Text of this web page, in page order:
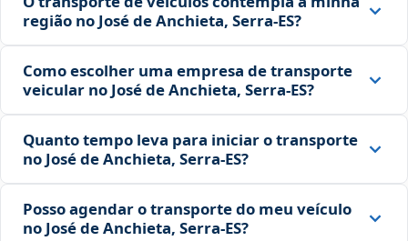
região no José de Anchieta, Serra‑ES?
Como escolher uma empresa de transporte
veicular no José de Anchieta, Serra‑ES?
Quanto tempo leva para iniciar o transporte
no José de Anchieta, Serra‑ES?
Posso agendar o transporte do meu veículo
no José de Anchieta, Serra‑ES?